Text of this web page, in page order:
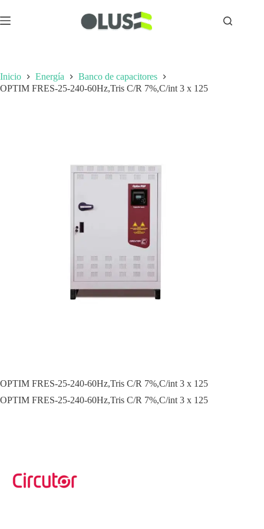
Inicio Energía
Banco de capacitores
OPTIM FRES-25-240-60Hz,Tris C/R 7%,C/int 3 x 125
OPTIM FRES-25-240-60Hz,Tris C/R 7%,C/int 3 x 125
OPTIM FRES-25-240-60Hz,Tris C/R 7%,C/int 3 x 125